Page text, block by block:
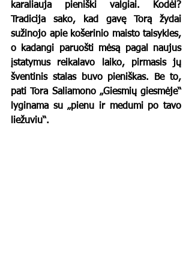
karaliauja pieniški valgiai. Kodėl?
Tradicija sako, kad gavę Torą žydai
sužinojo apie košerinio maisto taisykles,
o kadangi paruošti mėsą pagal naujus
įstatymus reikalavo laiko, pirmasis jų
šventinis stalas buvo pieniškas. Be to,
pati Tora Saliamono „Giesmių giesmėje“
lyginama su „pienu ir medumi po tavo
liežuviu“.